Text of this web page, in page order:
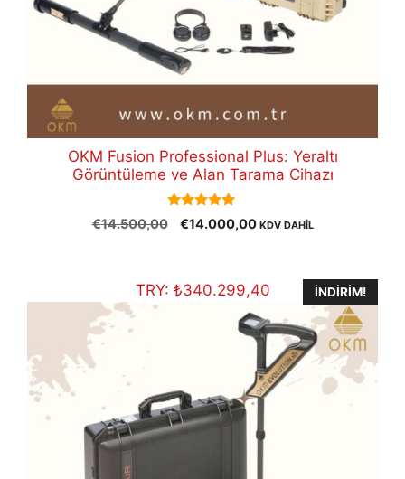
OKM Fusion Professional Plus: Yeraltı
Görüntüleme ve Alan Tarama Cihazı
5.00
out of 5
€14.500,00
Orijinal
€14.000,00Şu
€14.000,00.
KDV DAHİL
TRY: ₺340.299,40 İNDIRIM!